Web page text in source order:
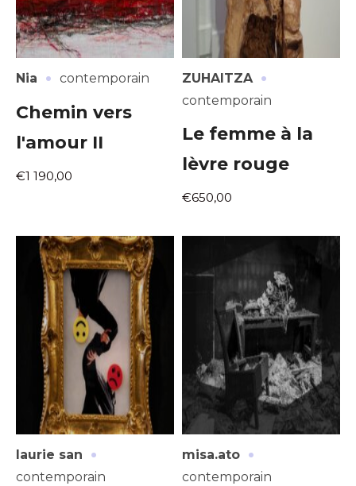
Nia · contemporain
Chemin vers
l'amour II
€1 190,00
ZUHAITZA ·
contemporain
Le femme à la
lèvre rouge
€650,00
laurie san ·
contemporain
misa.ato ·
contemporain